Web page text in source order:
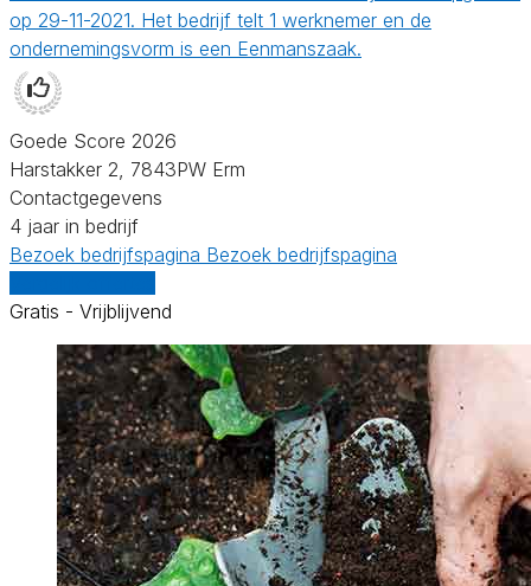
op 29-11-2021. Het bedrijf telt 1 werknemer en de
ondernemingsvorm is een Eenmanszaak.
Goede Score 2026
Harstakker 2, 7843PW Erm
Contactgegevens
4 jaar in bedrijf
Bezoek bedrijfspagina Bezoek bedrijfspagina
Gratis - Vrijblijvend